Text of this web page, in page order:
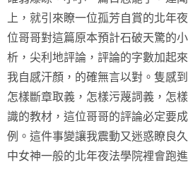
上，就引來瞭一位孤芳自賞的北年
位哥哥對這篇原本預計石破天驚的
析，尖利地評論，評論的字數加起
我自感汗顏，的確無言以對。隻感
怎樣斷章取義，怎樣污蔑詞義，怎
識的教材，這位哥哥的評論必定要
例。這件事變讓我震動又迷惑瞭良
中女神一般的北年夜法學院裡會跑